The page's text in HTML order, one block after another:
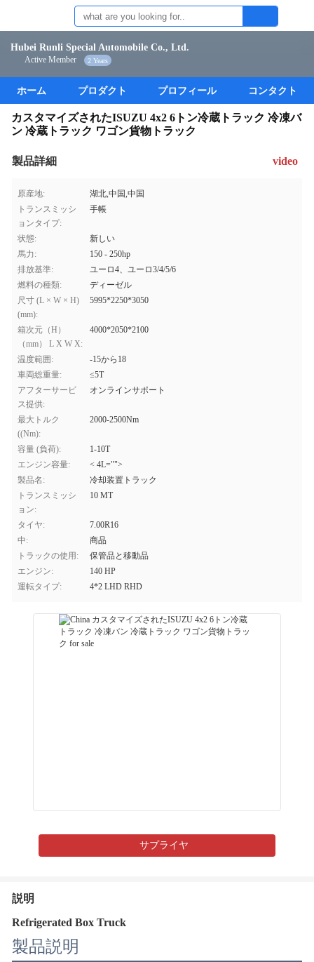
Hubei Runli Special Automobile Co., Ltd.
Active Member 2 Years
ホーム プロダクト プロフィール コンタクト
カスタマイズされたISUZU 4x2 6トン冷蔵トラック 冷凍バ
ン 冷蔵トラック ワゴン貨物トラック
製品詳細 video
原産地:
湖北,中国,中国
トランスミッシ
ョンタイプ:
手帳
状態:
新しい
馬力:
150 - 250hp
排放基準:
ユーロ4、ユーロ3/4/5/6
燃料の種類:
ディーゼル
尺寸 (L × W × H)
(mm):
5995*2250*3050
箱次元（H）
（mm） L X W X:
4000*2050*2100
温度範囲:
-15から18
車両総重量:
≤5T
アフターサービ
ス提供:
オンラインサポート
最大トルク
((Nm):
2000-2500Nm
容量 (負荷):
1-10T
エンジン容量:
< 4L="">
製品名:
冷却装置トラック
トランスミッシ
ョン:
10 MT
タイヤ:
7.00R16
中:
商品
トラックの使用:
保管品と移動品
エンジン:
140 HP
運転タイプ:
4*2 LHD RHD
サプライヤ
説明
Refrigerated Box Truck
製品説明